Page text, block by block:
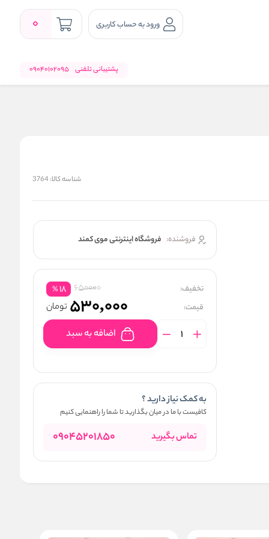
ورود به حساب کاربری 0
پشتیبانی تلفنی 09040102095
شناسه کالا:3764
فروشنده: فروشگاه اینترنتی موی کمند
تخفیف: 650000
18
%
قیمت: 530,000 تومان
اضافه به سبد
به کمک نیاز دارید ؟
کافیست با ما در میان بگذارید تا شما را راهنمایی کنیم
تماس بگیرید 09045201850